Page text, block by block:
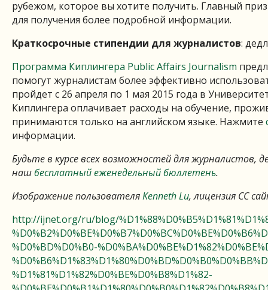
рубежом, которое вы хотите получить. Главный
для получения более подробной информации.
Краткосрочные стипендии для журналистов:
Программа Киплингера Public Affairs Journalism
помогут журналистам более эффективно
пройдет с 26 апреля по 1 мая 2015 года в
Киплингера оплачивает расходы на обучение,
принимаются только на английском языке. Нажмите
информации.
Будьте в курсе всех возможностей для
нашбесплатный еженедельный бюллетень.
Изображение пользователяKenneth Lu, лицензия СС
http://ijnet.org/ru/blog/
%D0%BD%D0%B0-
%D1%81%D1%82%D0%BE%D0%B8%D1%82-